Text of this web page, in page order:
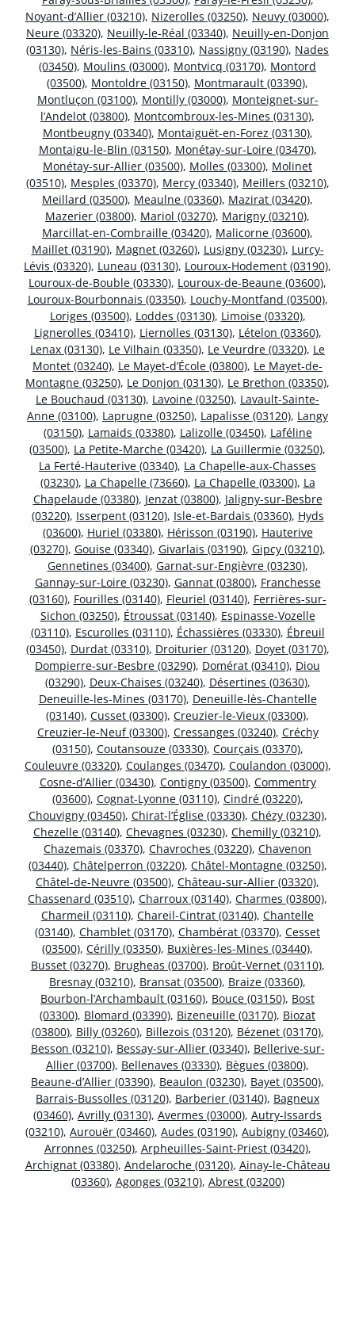
Noyant-d’Allier (03210), Nizerolles (03250), Neuvy (03000),
Neure (03320), Neuilly-le-Réal (03340), Neuilly-en-Donjon
(03130), Néris-les-Bains (03310), Nassigny (03190), Nades
(03450), Moulins (03000), Montvicq (03170), Montord
(03500), Montoldre (03150), Montmarault (03390),
Montluçon (03100), Montilly (03000), Monteignet-sur-
l’Andelot (03800), Montcombroux-les-Mines (03130),
Montbeugny (03340), Montaiguët-en-Forez (03130),
Montaigu-le-Blin (03150), Monétay-sur-Loire (03470),
Monétay-sur-Allier (03500), Molles (03300), Molinet
(03510), Mesples (03370), Mercy (03340), Meillers (03210),
Meillard (03500), Meaulne (03360), Mazirat (03420),
Mazerier (03800), Mariol (03270), Marigny (03210),
Marcillat-en-Combraille (03420), Malicorne (03600),
Maillet (03190), Magnet (03260), Lusigny (03230), Lurcy-
Lévis (03320), Luneau (03130), Louroux-Hodement (03190),
Louroux-de-Bouble (03330), Louroux-de-Beaune (03600),
Louroux-Bourbonnais (03350), Louchy-Montfand (03500),
Loriges (03500), Loddes (03130), Limoise (03320),
Lignerolles (03410), Liernolles (03130), Lételon (03360),
Lenax (03130), Le Vilhain (03350), Le Veurdre (03320), Le
Montet (03240), Le Mayet-d’École (03800), Le Mayet-de-
Montagne (03250), Le Donjon (03130), Le Brethon (03350),
Le Bouchaud (03130), Lavoine (03250), Lavault-Sainte-
Anne (03100), Laprugne (03250), Lapalisse (03120), Langy
(03150), Lamaids (03380), Lalizolle (03450), Laféline
(03500), La Petite-Marche (03420), La Guillermie (03250),
La Ferté-Hauterive (03340), La Chapelle-aux-Chasses
(03230), La Chapelle (73660), La Chapelle (03300), La
Chapelaude (03380), Jenzat (03800), Jaligny-sur-Besbre
(03220), Isserpent (03120), Isle-et-Bardais (03360), Hyds
(03600), Huriel (03380), Hérisson (03190), Hauterive
(03270), Gouise (03340), Givarlais (03190), Gipcy (03210),
Gennetines (03400), Garnat-sur-Engièvre (03230),
Gannay-sur-Loire (03230), Gannat (03800), Franchesse
(03160), Fourilles (03140), Fleuriel (03140), Ferrières-sur-
Sichon (03250), Étroussat (03140), Espinasse-Vozelle
(03110), Escurolles (03110), Échassières (03330), Ébreuil
(03450), Durdat (03310), Droiturier (03120), Doyet (03170),
Dompierre-sur-Besbre (03290), Domérat (03410), Diou
(03290), Deux-Chaises (03240), Désertines (03630),
Deneuille-les-Mines (03170), Deneuille-lès-Chantelle
(03140), Cusset (03300), Creuzier-le-Vieux (03300),
Creuzier-le-Neuf (03300), Cressanges (03240), Créchy
(03150), Coutansouze (03330), Courçais (03370),
Couleuvre (03320), Coulanges (03470), Coulandon (03000),
Cosne-d’Allier (03430), Contigny (03500), Commentry
(03600), Cognat-Lyonne (03110), Cindré (03220),
Chouvigny (03450), Chirat-l’Église (03330), Chézy (03230),
Chezelle (03140), Chevagnes (03230), Chemilly (03210),
Chazemais (03370), Chavroches (03220), Chavenon
(03440), Châtelperron (03220), Châtel-Montagne (03250),
Châtel-de-Neuvre (03500), Château-sur-Allier (03320),
Chassenard (03510), Charroux (03140), Charmes (03800),
Charmeil (03110), Chareil-Cintrat (03140), Chantelle
(03140), Chamblet (03170), Chambérat (03370), Cesset
(03500), Cérilly (03350), Buxières-les-Mines (03440),
Busset (03270), Brugheas (03700), Broût-Vernet (03110),
Bresnay (03210), Bransat (03500), Braize (03360),
Bourbon-l’Archambault (03160), Bouce (03150), Bost
(03300), Blomard (03390), Bizeneuille (03170), Biozat
(03800), Billy (03260), Billezois (03120), Bézenet (03170),
Besson (03210), Bessay-sur-Allier (03340), Bellerive-sur-
Allier (03700), Bellenaves (03330), Bègues (03800),
Beaune-d’Allier (03390), Beaulon (03230), Bayet (03500),
Barrais-Bussolles (03120), Barberier (03140), Bagneux
(03460), Avrilly (03130), Avermes (03000), Autry-Issards
(03210), Aurouër (03460), Audes (03190), Aubigny (03460),
Arronnes (03250), Arpheuilles-Saint-Priest (03420),
Archignat (03380), Andelaroche (03120), Ainay-le-Château
(03360), Agonges (03210), Abrest (03200)